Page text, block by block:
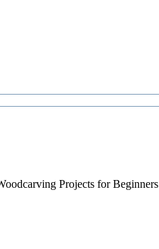
Projects for Beginners